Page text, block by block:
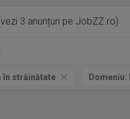
3 anunțuri pe JobZZ.ro)
în străinătate Domeniu: